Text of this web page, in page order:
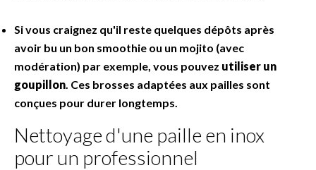
Si vous craignez qu'il reste quelques dépôts après
avoir bu un bon smoothie ou un mojito (avec
modération) par exemple, vous pouvez utiliser un
goupillon. Ces brosses adaptées aux pailles sont
conçues pour durer longtemps.
Nettoyage d'une paille en inox
pour un professionnel